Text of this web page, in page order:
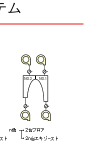
ム